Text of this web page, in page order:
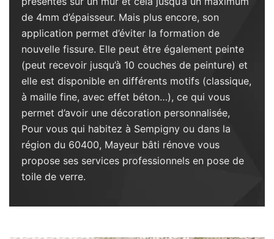
de 4mm d’épaisseur. Mais plus encore, son
application permet d’éviter la formation de
nouvelle fissure. Elle peut être également peinte
(peut recevoir jusqu’à 10 couches de peinture) et
elle est disponible en différents motifs (classique,
à maille fine, avec effet béton…), ce qui vous
permet d’avoir une décoration personnalisée,
Pour vous qui habitez à Sempigny ou dans la
région du 60400, Mayeur bâti rénove vous
propose ses services professionnels en pose de
toile de verre.